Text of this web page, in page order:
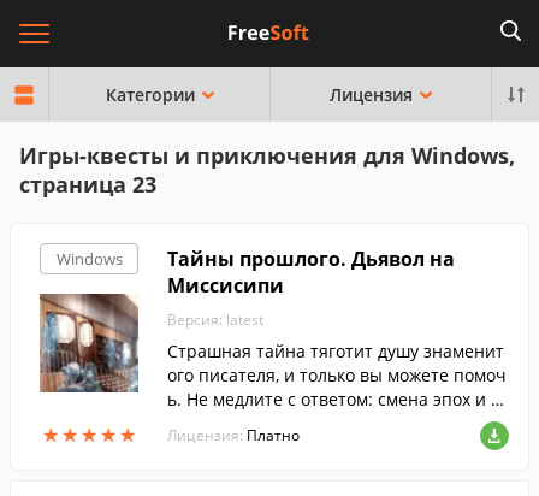
Категории Лицензия
Игры-квесты и приключения для Windows,
страница 23
Windows
★★★★★
★★★★★
Тайны прошлого. Дьявол на
Миссисипи
Версия: latest
Страшная тайна тяготит душу знаменит
ого писателя, и только вы можете помоч
ь. Не медлите с ответом: смена эпох и в
ремени - поистине увлекательное путе
шествие!
Лицензия: Платно